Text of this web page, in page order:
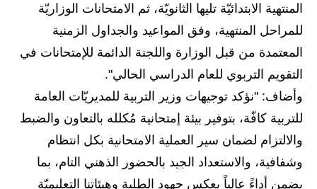
المدارس
اخبار وقرارات وزارة التربية
نتائج الامتحانات
المرحلة الابتدائية
المرحلة المتوسطة
المرحلة الاعدادية
المنتهية الابتدائيّة تليها الثانويّة، ثم الامتحانات الوزاريّة
للمراحل المنتهية، وفق المواعيد والجداول الزمنية
المعتمدة من قبل الوزارة واللجنة الدائمة للإمتحانات في
التقويم التربوي للعام الدراسي الحالي".
وأضاف: "نؤكد توجيهات وزير التربية للمديريّات العامة
للتربية كافّة، بتوفير بيئة إمتحانية مُكلله بالتعاون والضبط
والالتزام لضمان سير العملية الامتحانية بكل انتظام
وشفافية، والاستعداد الجيد بالحضور الذهني التام، بما
يضمن أداءً عالياً يعكس جهود الطلبة وهيئاتنا التعليميّة